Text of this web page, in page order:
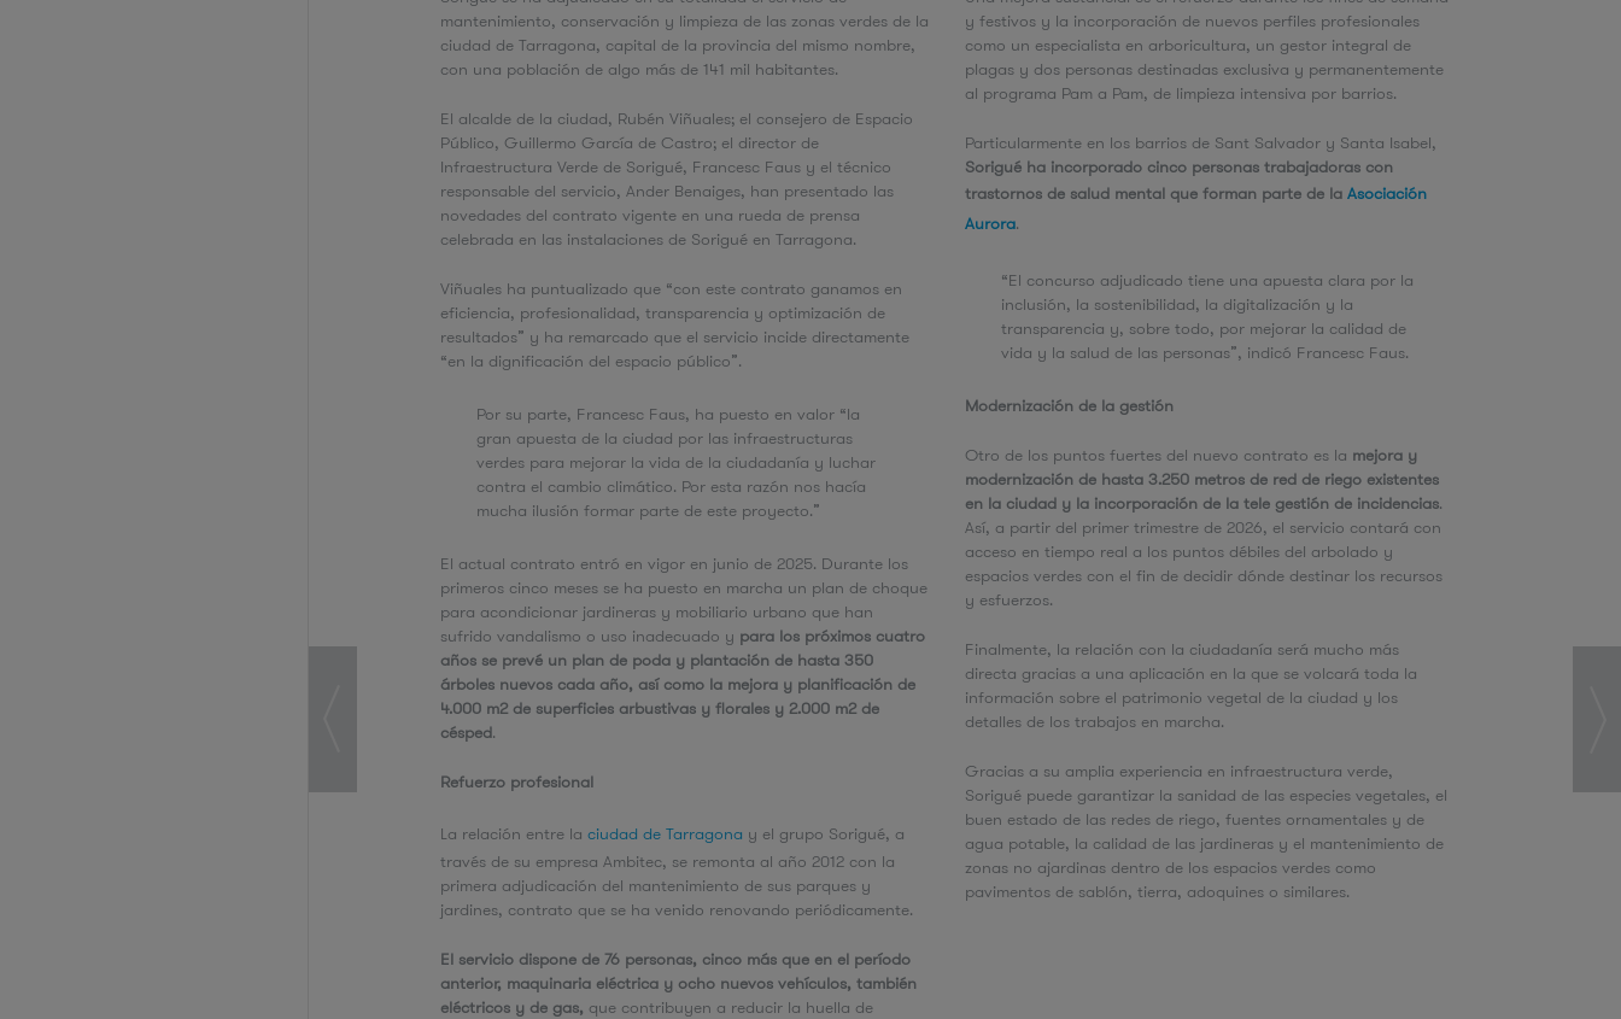
d
a
mantenimiento, conservación y limpieza de las zonas verdes de la
ciudad de Tarragona, capital de la provincia del mismo nombre,
con una población de algo más de 141 mil habitantes.
El alcalde de la ciudad, Rubén Viñuales; el consejero de Espacio
Público, Guillermo García de Castro; el director de
Infraestructura Verde de Sorigué, Francesc Faus y el técnico
responsable del servicio, Ander Benaiges, han presentado las
novedades del contrato vigente en una rueda de prensa
celebrada en las instalaciones de Sorigué en Tarragona.
Viñuales ha puntualizado que “con este contrato ganamos en
eficiencia, profesionalidad, transparencia y optimización de
resultados” y ha remarcado que el servicio incide directamente
“en la dignificación del espacio público”.
Por su parte, Francesc Faus, ha puesto en valor “la
gran apuesta de la ciudad por las infraestructuras
verdes para mejorar la vida de la ciudadanía y luchar
contra el cambio climático. Por esta razón nos hacía
mucha ilusión formar parte de este proyecto.”
El actual contrato entró en vigor en junio de 2025. Durante los
primeros cinco meses se ha puesto en marcha un plan de choque
para acondicionar jardineras y mobiliario urbano que han
sufrido vandalismo o uso inadecuado y para los próximos cuatro
años se prevé un plan de poda y plantación de hasta 350
árboles nuevos cada año, así como la mejora y planificación de
4.000 m2 de superficies arbustivas y florales y 2.000 m2 de
césped.
Refuerzo profesional
La relación entre la ciudad de Tarragona y el grupo Sorigué, a
través de su empresa Ambitec, se remonta al año 2012 con la
primera adjudicación del mantenimiento de sus parques y
jardines, contrato que se ha venido renovando periódicamente.
El servicio dispone de 76 personas, cinco más que en el período
anterior, maquinaria eléctrica y ocho nuevos vehículos, también
eléctricos y de gas, que contribuyen a reducir la huella de
y festivos y la incorporación de nuevos perfiles profesionales
como un especialista en arboricultura, un gestor integral de
plagas y dos personas destinadas exclusiva y permanentemente
al programa Pam a Pam, de limpieza intensiva por barrios.
Particularmente en los barrios de Sant Salvador y Santa Isabel,
Sorigué ha incorporado cinco personas trabajadoras con
trastornos de salud mental que forman parte de la Asociación
Aurora.
“El concurso adjudicado tiene una apuesta clara por la
inclusión, la sostenibilidad, la digitalización y la
transparencia y, sobre todo, por mejorar la calidad de
vida y la salud de las personas”, indicó Francesc Faus.
Modernización de la gestión
Otro de los puntos fuertes del nuevo contrato es la mejora y
modernización de hasta 3.250 metros de red de riego existentes
en la ciudad y la incorporación de la tele gestión de incidencias.
Así, a partir del primer trimestre de 2026, el servicio contará con
acceso en tiempo real a los puntos débiles del arbolado y
espacios verdes con el fin de decidir dónde destinar los recursos
y esfuerzos.
Finalmente, la relación con la ciudadanía será mucho más
directa gracias a una aplicación en la que se volcará toda la
información sobre el patrimonio vegetal de la ciudad y los
detalles de los trabajos en marcha.
Gracias a su amplia experiencia en infraestructura verde,
Sorigué puede garantizar la sanidad de las especies vegetales, el
buen estado de las redes de riego, fuentes ornamentales y de
agua potable, la calidad de las jardineras y el mantenimiento de
zonas no ajardinas dentro de los espacios verdes como
pavimentos de sablón, tierra, adoquines o similares.